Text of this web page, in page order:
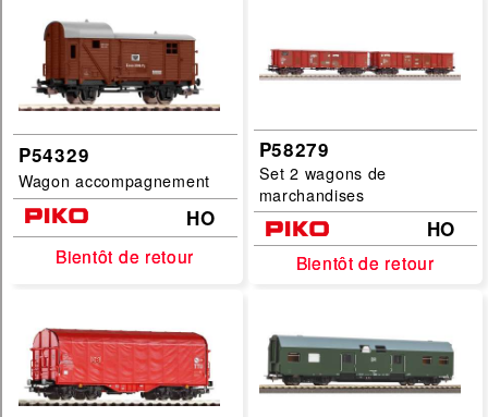
P54329
Wagon accompagnement
HO
Bientôt de retour
Bientôt de retour
P58279
Set 2 wagons de
marchandises
HO
Bientôt de retour
Bientôt de retour